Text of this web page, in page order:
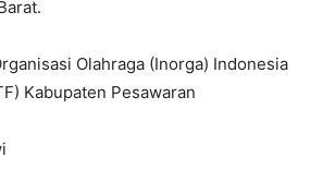
Olahraga (Inorga) Indonesia
Kabupaten Pesawaran